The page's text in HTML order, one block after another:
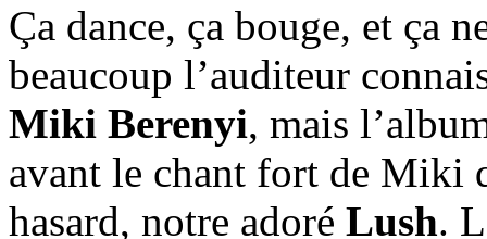
Ça dance, ça bouge, et ça
beaucoup l’auditeur
Miki Berenyi, mais
avant le chant fort de Miki
hasard, notre adoré Lush.